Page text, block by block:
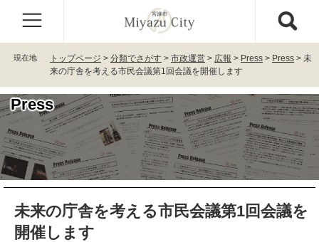
で
す
。
ば
し
て
本
文
へ
現在地 トップページ > 分類でさがす > 市政運営 > 広報 > Press > Press > 未
来の庁舎を考える市民会議第1回会議を開催します
Press
未来の庁舎を考える市民会議第1回会議を
開催します